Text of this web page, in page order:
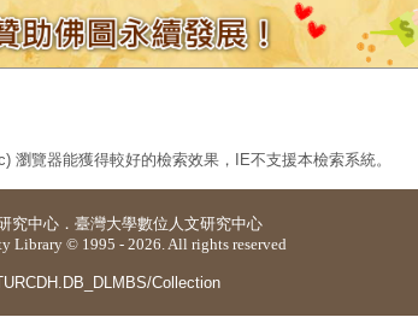
瀏覽器能獲得較好的檢索效果，IE不支援本檢索系統。
究中心 ． 臺灣大學數位人文研究中心
Library © 1995 - 2026. All rights reserved
Collection